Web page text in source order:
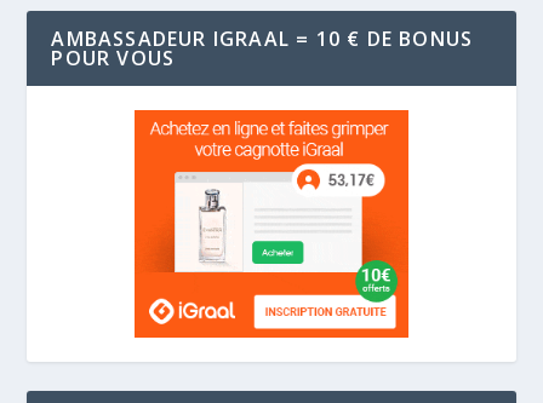
AMBASSADEUR IGRAAL = 10 € DE BONUS
POUR VOUS